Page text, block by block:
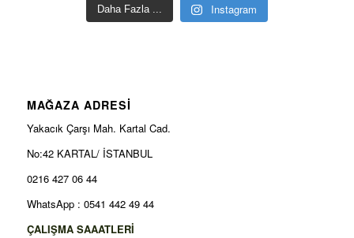
Daha Fazla ... Instagram
MAĞAZA ADRESİ
Yakacık Çarşı Mah. Kartal Cad.
No:42 KARTAL/ İSTANBUL
0216 427 06 44
WhatsApp : 0541 442 49 44
ÇALIŞMA SAAATLERİ